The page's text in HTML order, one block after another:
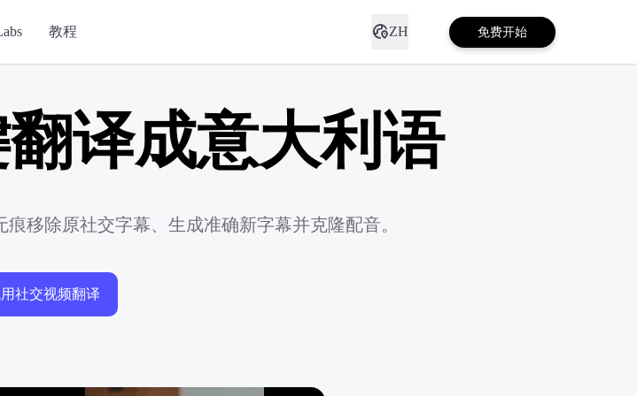
教程 ZH 免费开始
译成意大利语
移除原社交字幕、生成准确新字幕并克隆配音。
社交视频翻译